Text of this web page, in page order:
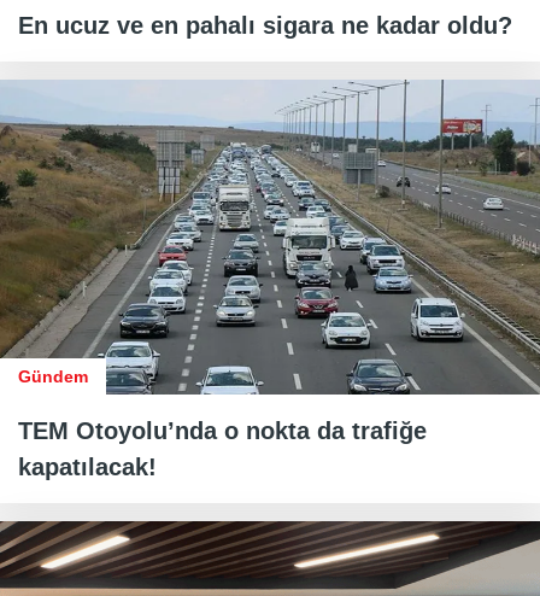
En ucuz ve en pahalı sigara ne kadar oldu?
Gündem
TEM Otoyolu’nda o nokta da trafiğe
kapatılacak!